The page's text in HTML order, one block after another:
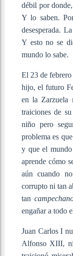
débil por
Y lo saben.
desesperada.
Y esto no se
mundo lo sabe.
El 23 de
hijo, el futuro
en la Zarzuela
traiciones de
niño pero
problema es
y que el
aprende cómo
aún cuando
corrupto ni tan
tan
engañar a todo
Juan Carlos I
Alfonso XIII, ni